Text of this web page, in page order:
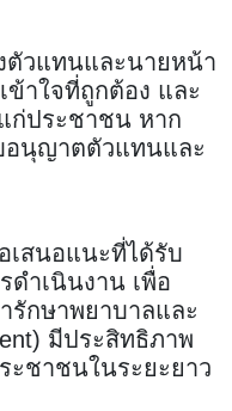
ตัวแทนและนายหน้า
าใจที่ถูกต้อง และ
ก่ประชาชน หาก
อนุญาตตัวแทนและ
สนอแนะที่ได้รับ
ำเนินงาน เพื่อ
รักษาพยาบาลและ
มีประสิทธิภาพ
ะชาชนในระยะยาว